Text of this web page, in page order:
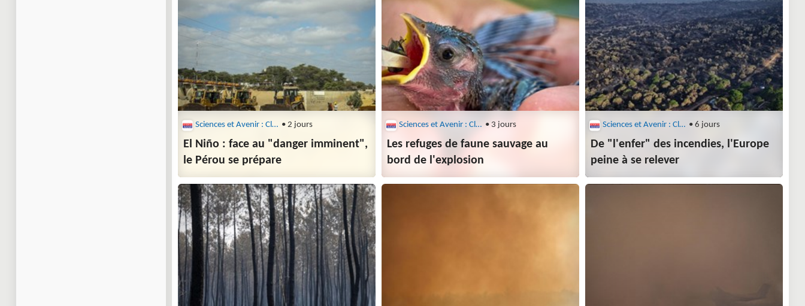
Sciences et Avenir : Climat • 2 jours
El Niño : face au "danger imminent",
le Pérou se prépare
Sciences et Avenir : Climat • 3 jours
Les refuges de faune sauvage au
bord de l'explosion
Sciences et Avenir : Climat • 6 jours
De "l'enfer" des incendies, l'Europe
peine à se relever